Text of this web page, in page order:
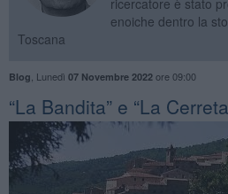
enoiche dentro la
Toscana
Blog Lunedì 07 Novembre 2022ore 09:00
“La Bandita” e “La